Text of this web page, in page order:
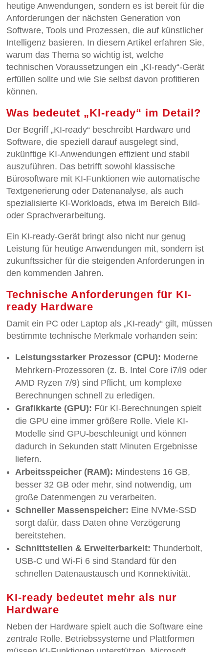
heutige Anwendungen, sondern es ist bereit für die
Anforderungen der nächsten Generation von
Software, Tools und Prozessen, die auf künstlicher
Intelligenz basieren. In diesem Artikel erfahren Sie,
warum das Thema so wichtig ist, welche
technischen Voraussetzungen ein „KI-ready“-Gerät
erfüllen sollte und wie Sie selbst davon profitieren
können.
Was bedeutet „KI-ready“ im Detail?
Der Begriff „KI-ready“ beschreibt Hardware und
Software, die speziell darauf ausgelegt sind,
zukünftige KI-Anwendungen effizient und stabil
auszuführen. Das betrifft sowohl klassische
Bürosoftware mit KI-Funktionen wie automatische
Textgenerierung oder Datenanalyse, als auch
spezialisierte KI-Workloads, etwa im Bereich Bild-
oder Sprachverarbeitung.
Ein KI-ready-Gerät bringt also nicht nur genug
Leistung für heutige Anwendungen mit, sondern ist
zukunftssicher für die steigenden Anforderungen in
den kommenden Jahren.
Technische Anforderungen für KI-
ready Hardware
Damit ein PC oder Laptop als „KI-ready“ gilt, müssen
bestimmte technische Merkmale vorhanden sein:
Leistungsstarker Prozessor (CPU): Moderne
Mehrkern-Prozessoren (z. B. Intel Core i7/i9 oder
AMD Ryzen 7/9) sind Pflicht, um komplexe
Berechnungen schnell zu erledigen.
Grafikkarte (GPU): Für KI-Berechnungen spielt
die GPU eine immer größere Rolle. Viele KI-
Modelle sind GPU-beschleunigt und können
dadurch in Sekunden statt Minuten Ergebnisse
liefern.
Arbeitsspeicher (RAM): Mindestens 16 GB,
besser 32 GB oder mehr, sind notwendig, um
große Datenmengen zu verarbeiten.
Schneller Massenspeicher: Eine NVMe-SSD
sorgt dafür, dass Daten ohne Verzögerung
bereitstehen.
Schnittstellen & Erweiterbarkeit: Thunderbolt,
USB-C und Wi-Fi 6 sind Standard für den
schnellen Datenaustausch und Konnektivität.
KI-ready bedeutet mehr als nur
Hardware
Neben der Hardware spielt auch die Software eine
zentrale Rolle. Betriebssysteme und Plattformen